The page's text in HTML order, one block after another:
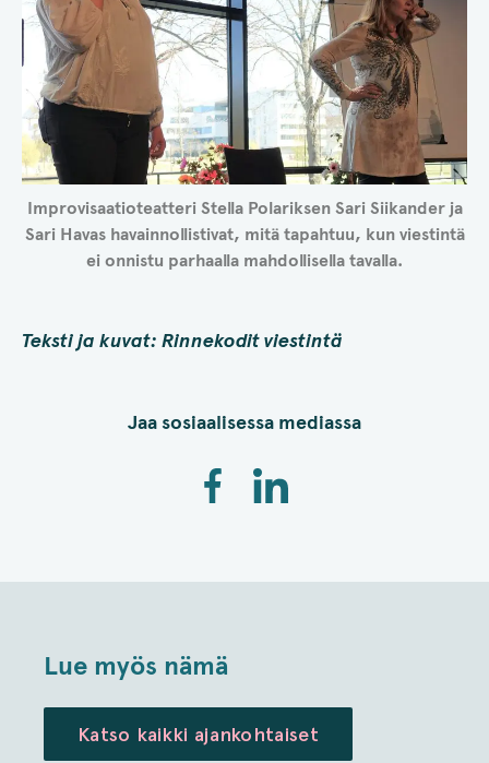
Improvisaatioteatteri Stella Polariksen Sari Siikander ja
Sari Havas havainnollistivat, mitä tapahtuu, kun viestintä
ei onnistu parhaalla mahdollisella tavalla.
Teksti ja kuvat: Rinnekodit viestintä
Jaa sosiaalisessa mediassa
Lue myös nämä
Katso kaikki ajankohtaiset